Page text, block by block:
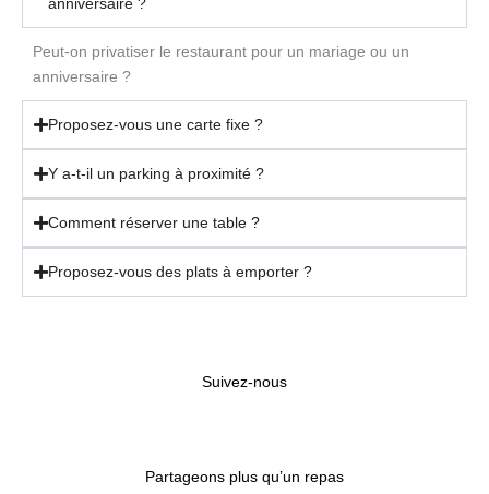
anniversaire ?
Peut-on privatiser le restaurant pour un mariage ou un
anniversaire ?
Proposez-vous une carte fixe ?
Y a-t-il un parking à proximité ?
Comment réserver une table ?
Proposez-vous des plats à emporter ?
Suivez-nous
Partageons plus qu’un repas